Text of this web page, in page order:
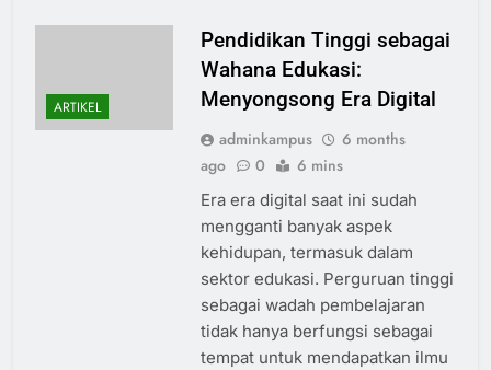
ARTIKEL
Pendidikan Tinggi sebagai
Wahana Edukasi:
Menyongsong Era Digital
adminkampus
6 months
ago
0 6 mins
Era era digital saat ini sudah
mengganti banyak aspek
kehidupan, termasuk dalam
sektor edukasi. Perguruan tinggi
sebagai wadah pembelajaran
tidak hanya berfungsi sebagai
tempat untuk mendapatkan ilmu